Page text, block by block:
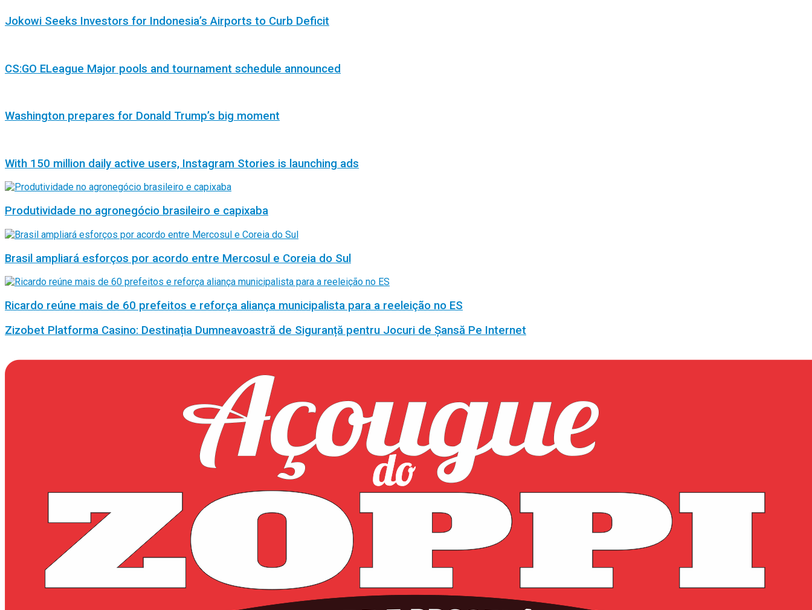
Jokowi Seeks Investors for Indonesia’s Airports to Curb Deficit
CS:GO ELeague Major pools and tournament schedule announced
Washington prepares for Donald Trump’s big moment
With 150 million daily active users, Instagram Stories is launching ads
Produtividade no agronegócio brasileiro e capixaba
Brasil ampliará esforços por acordo entre Mercosul e Coreia do Sul
Ricardo reúne mais de 60 prefeitos e reforça aliança municipalista para a reeleição no ES
Zizobet Platforma Casino: Destinația Dumneavoastră de Siguranță pentru Jocuri de Șansă Pe Internet